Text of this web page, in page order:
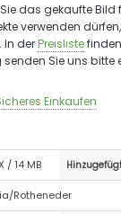
das gekaufte Bild
verwenden
In derPreisliste
senden Sie uns bitte
Einkaufen
/ 14 MB
Rotheneder